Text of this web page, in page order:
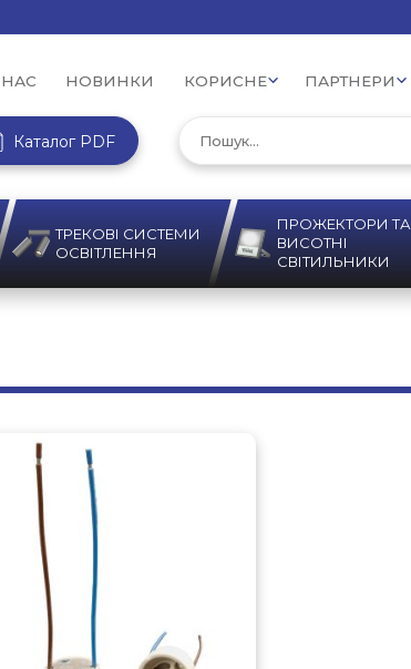
НОВИНКИ КОРИСНЕ ПАРТНЕРИ
Каталог PDF
ТРЕКОВІ СИСТЕМИ
ОСВІТЛЕННЯ
ПРОЖЕКТОРИ ТА
ВИСОТНІ
СВІТИЛЬНИКИ